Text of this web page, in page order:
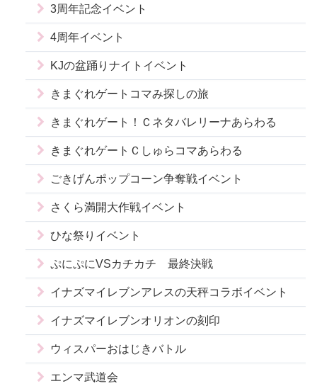
3周年記念イベント
4周年イベント
KJの盆踊りナイトイベント
きまぐれゲートコマみ探しの旅
きまぐれゲート！Ｃネタバレリーナあらわる
きまぐれゲートＣしゅらコマあらわる
ごきげんポップコーン争奪戦イベント
さくら満開大作戦イベント
ひな祭りイベント
ぷにぷにVSカチカチ 最終決戦
イナズマイレブンアレスの天秤コラボイベント
イナズマイレブンオリオンの刻印
ウィスパーおはじきバトル
エンマ武道会